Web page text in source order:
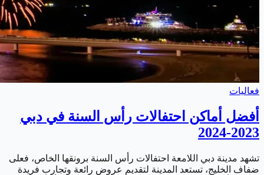
فعاليات
أفضل أماكن احتفالات رأس السنة في دبي
2023-2024
تشهد مدينة دبي اللامعة احتفالات رأس السنة برونقها الخاص، فعلى
ضفاف الخليج، تستعد المدينة لتقديم عروض رائعة وتجارب فريدة